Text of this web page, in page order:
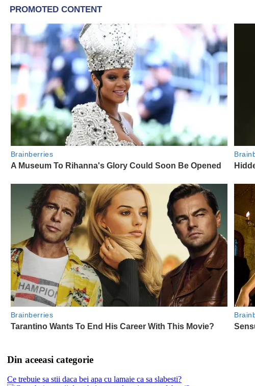
Din aceeasi categorie
Ce trebuie sa stii daca bei apa cu lamaie ca sa slabesti?